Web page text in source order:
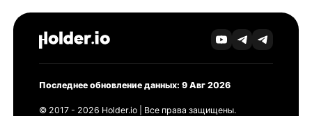
Последнее обновление данных: 9 Авг 2026
© 2017 - 2026 Holder.io | Все права защищены.